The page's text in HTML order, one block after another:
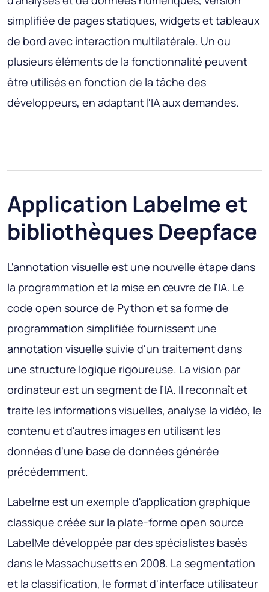
simplifiée de pages statiques, widgets et tableaux
de bord avec interaction multilatérale. Un ou
plusieurs éléments de la fonctionnalité peuvent
être utilisés en fonction de la tâche des
développeurs, en adaptant l'IA aux demandes.
Application Labelme et
bibliothèques Deepface
L'annotation visuelle est une nouvelle étape dans
la programmation et la mise en œuvre de l'IA. Le
code open source de Python et sa forme de
programmation simplifiée fournissent une
annotation visuelle suivie d'un traitement dans
une structure logique rigoureuse. La vision par
ordinateur est un segment de l’IA. Il reconnaît et
traite les informations visuelles, analyse la vidéo, le
contenu et d'autres images en utilisant les
données d'une base de données générée
précédemment.
Labelme est un exemple d'application graphique
classique créée sur la plate-forme open source
LabelMe développée par des spécialistes basés
dans le Massachusetts en 2008. La segmentation
et la classification, le format d'interface utilisateur